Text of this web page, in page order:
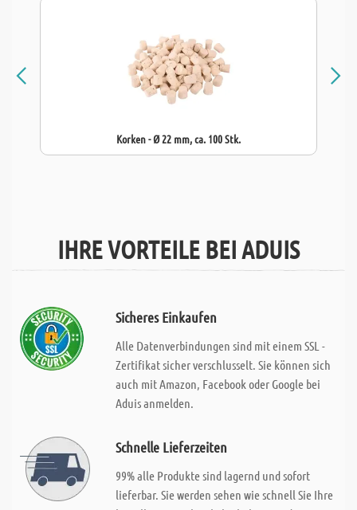
Korken - Ø 22 mm, ca. 100 Stk.
IHRE VORTEILE BEI ADUIS
Sicheres Einkaufen
Alle Datenverbindungen sind mit einem SSL -
Zertifikat sicher verschlusselt. Sie können sich
auch mit Amazon, Facebook oder Google bei
Aduis anmelden.
Schnelle Lieferzeiten
99% alle Produkte sind lagernd und sofort
lieferbar. Sie werden sehen wie schnell Sie Ihre